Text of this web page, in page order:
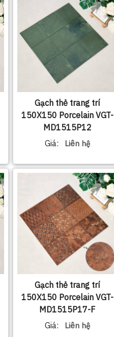
Gạch thẻ trang trí
150X150 Porcelain VGT-
MD1515P12
Giá:
Liên hệ
Gạch thẻ trang trí
150X150 Porcelain VGT-
MD1515P17-F
Giá:
Liên hệ